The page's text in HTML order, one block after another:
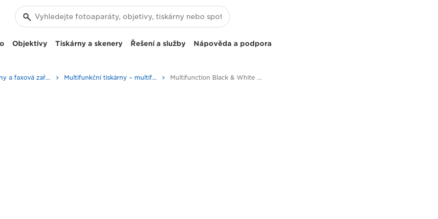
Objektivy Tiskárny a skenery Řešení a služby Nápověda a podpora
Firemní tiskárny a faxová zařízení Multifunkční tiskárny – multifunkční tiskárny Multifunction Black & White Printers